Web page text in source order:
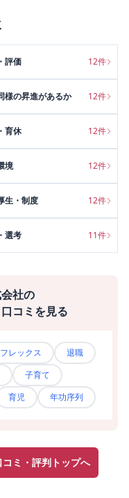
評価 12件
様の昇進があるか 12件
育休 12件
境 12件
生・制度 12件
選考 11件
社の
コミを見る
フレックス
退職
子育て
育児 年功序列
ミ・評判トップへ